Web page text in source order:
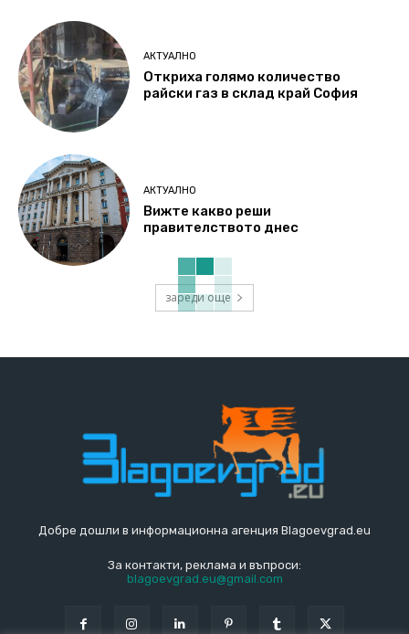
АКТУАЛНО
Откриха голямо количество
райски газ в склад край София
АКТУАЛНО
Вижте какво реши
правителството днес
зареди още
Добре дошли в информационна агенция Blagoevgrad.eu
За контакти, реклама и въпроси:
blagoevgrad.eu@gmail.com